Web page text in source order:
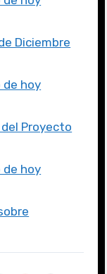
Diciembre
de hoy
Proyecto
de hoy